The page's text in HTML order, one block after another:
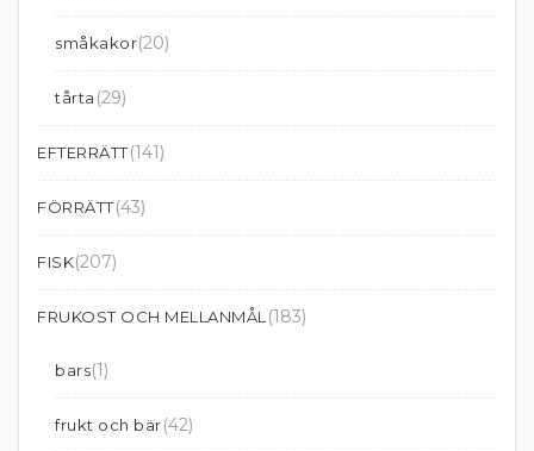
småkakor(20)
tårta (29)
EFTERRÄTT(141)
FÖRRÄTT(43)
FISK(207)
FRUKOST OCH MELLANMÅL (183)
bars(1)
frukt och bär(42)